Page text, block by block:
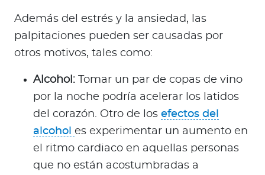
Además del estrés y la ansiedad, las
palpitaciones pueden ser causadas por
otros motivos, tales como:
Alcohol: Tomar un par de copas de vino
por la noche podría acelerar los latidos
del corazón. Otro de los efectos del
alcohol es experimentar un aumento en
el ritmo cardiaco en aquellas personas
que no están acostumbradas a